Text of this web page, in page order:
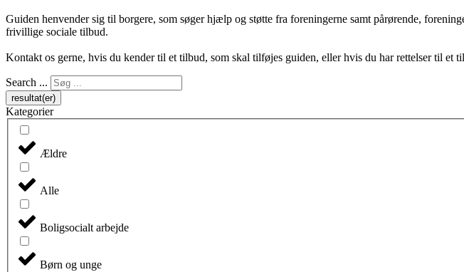
Guiden henvender sig til borgere, som søger hjælp og støtte fra foreningerne samt pårørende,
frivillige sociale tilbud.
Kontakt os gerne, hvis du kender til et tilbud, som skal tilføjes guiden, eller hvis du har rettelser til et
Search ...
resultat(er)
Kategorier
Ældre
Alle
Boligsocialt arbejde
Børn og unge